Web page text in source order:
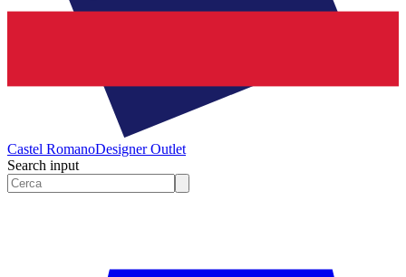
Castel RomanoDesigner Outlet
Search input